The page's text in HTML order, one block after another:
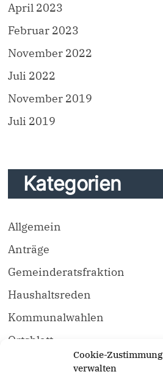
Cookie-Zustimmung
verwalten
April 2023
Februar 2023
November 2022
Juli 2022
November 2019
Juli 2019
Kategorien
Allgemein
Anträge
Gemeinderatsfraktion
Haushaltsreden
Kommunalwahlen
Ortsblatt
Unser Vorstand